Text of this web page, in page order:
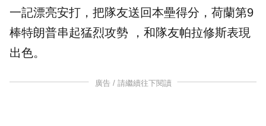
一記漂亮安打，把隊友送回本壘得分，荷蘭第9
棒特朗普串起猛烈攻勢 ，和隊友帕拉修斯表現
出色。
廣告 / 請繼續往下閱讀